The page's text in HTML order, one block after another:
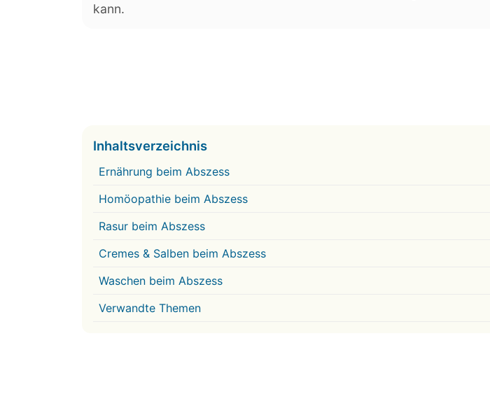
kann.
Inhaltsverzeichnis
Ernährung beim Abszess
Homöopathie beim Abszess
Rasur beim Abszess
Cremes & Salben beim Abszess
Waschen beim Abszess
Verwandte Themen